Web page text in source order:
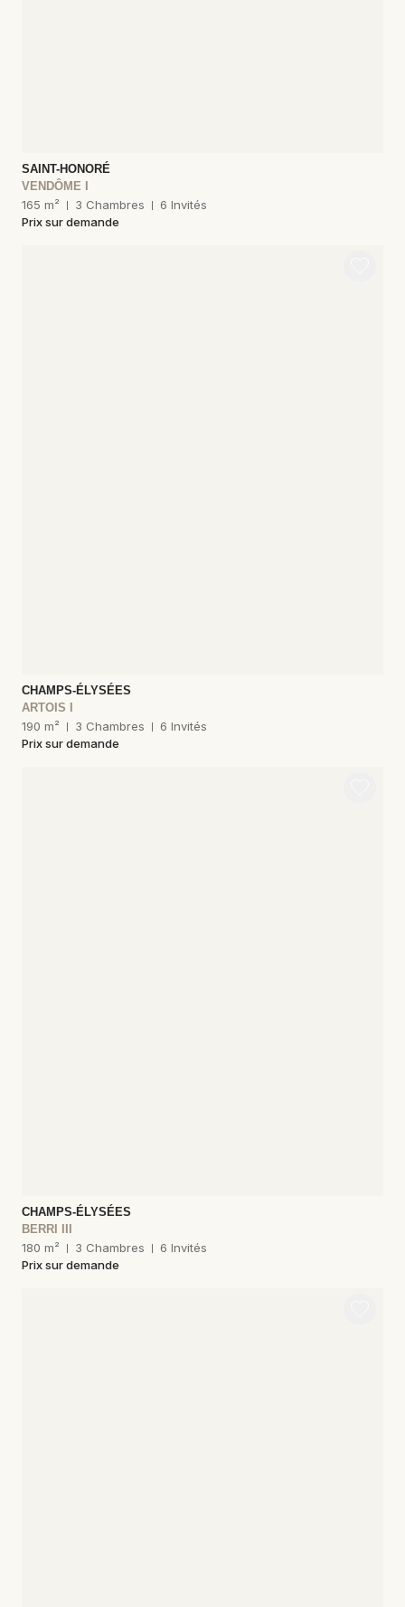
SAINT-HONORÉ
VENDÔME I
165 m² 3 Chambres
6 Invités
Prix sur demande
CHAMPS-ÉLYSÉES
ARTOIS I
190 m² 3 Chambres
6 Invités
Prix sur demande
CHAMPS-ÉLYSÉES
BERRI III
180 m² 3 Chambres
6 Invités
Prix sur demande